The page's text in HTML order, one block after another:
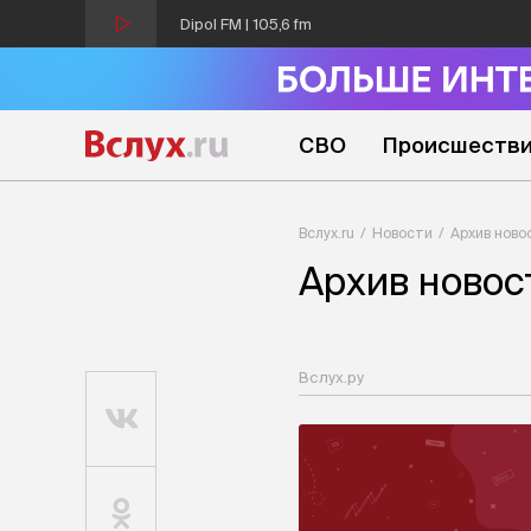
Dipol FM | 105,6 fm
СВО
Вслух.ru Новости Архив
Архив
Вслух.ру